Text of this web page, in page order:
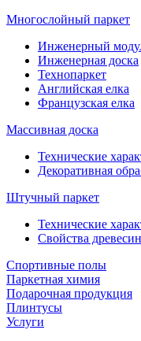
Многослойный паркет
Инженерный
Инженерная доска
Технопаркет
Английская елка
Французская елка
Массивная доска
Технические
Декоративная
Штучный паркет
Технические
Свойства
Спортивные полы
Паркетная химия
Подарочная продукция
Плинтусы
Услуги